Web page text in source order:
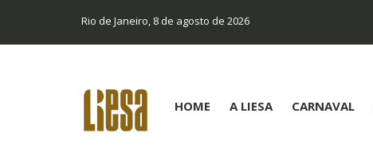
Rio de Janeiro, 8 de agosto de 2026
HOME A LIESA CARNAVAL